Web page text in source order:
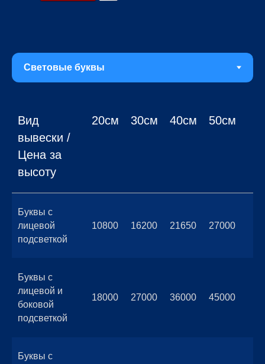
Вид
вывески /
Цена за
высоту
20см 30см 40см 50см
Буквы с
лицевой
подсветкой
10800 16200 21650 27000
Буквы с
лицевой и
боковой
подсветкой
18000 27000 36000 45000
Буквы с